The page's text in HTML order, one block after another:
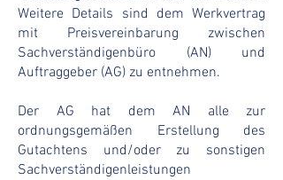
Weitere Details sind dem Werkvertrag
mit Preisvereinbarung zwischen
Sachverständigenbüro (AN) und
Auftraggeber (AG) zu entnehmen.
Der AG hat dem AN alle zur
ordnungsgemäßen Erstellung des
Gutachtens und/oder zu sonstigen
Sachverständigenleistungen